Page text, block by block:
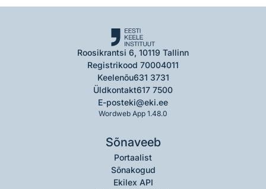
Roosikrantsi 6, 10119 Tallinn
Registrikood 70004011
Keelenõu631 3731
Üldkontakt617 7500
E-posteki@eki.ee
Wordweb App 1.48.0
Sõnaveeb
Portaalist
Sõnakogud
Ekilex API